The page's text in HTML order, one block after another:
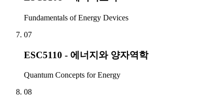
Fundamentals of Energy Devices
07
ESC5110 - 에너지와 양자역학
Quantum Concepts for Energy
08